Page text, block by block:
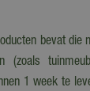
bevat die
(zoals
1 week te